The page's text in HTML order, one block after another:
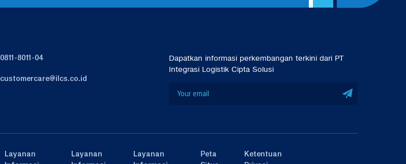
0811-8011-04
customercare@ilcs.co.id
Dapatkan informasi perkembangan terkini dari PT
Integrasi Logistik Cipta Solusi
Layanan
Layanan
Layanan
Peta
Ketentuan